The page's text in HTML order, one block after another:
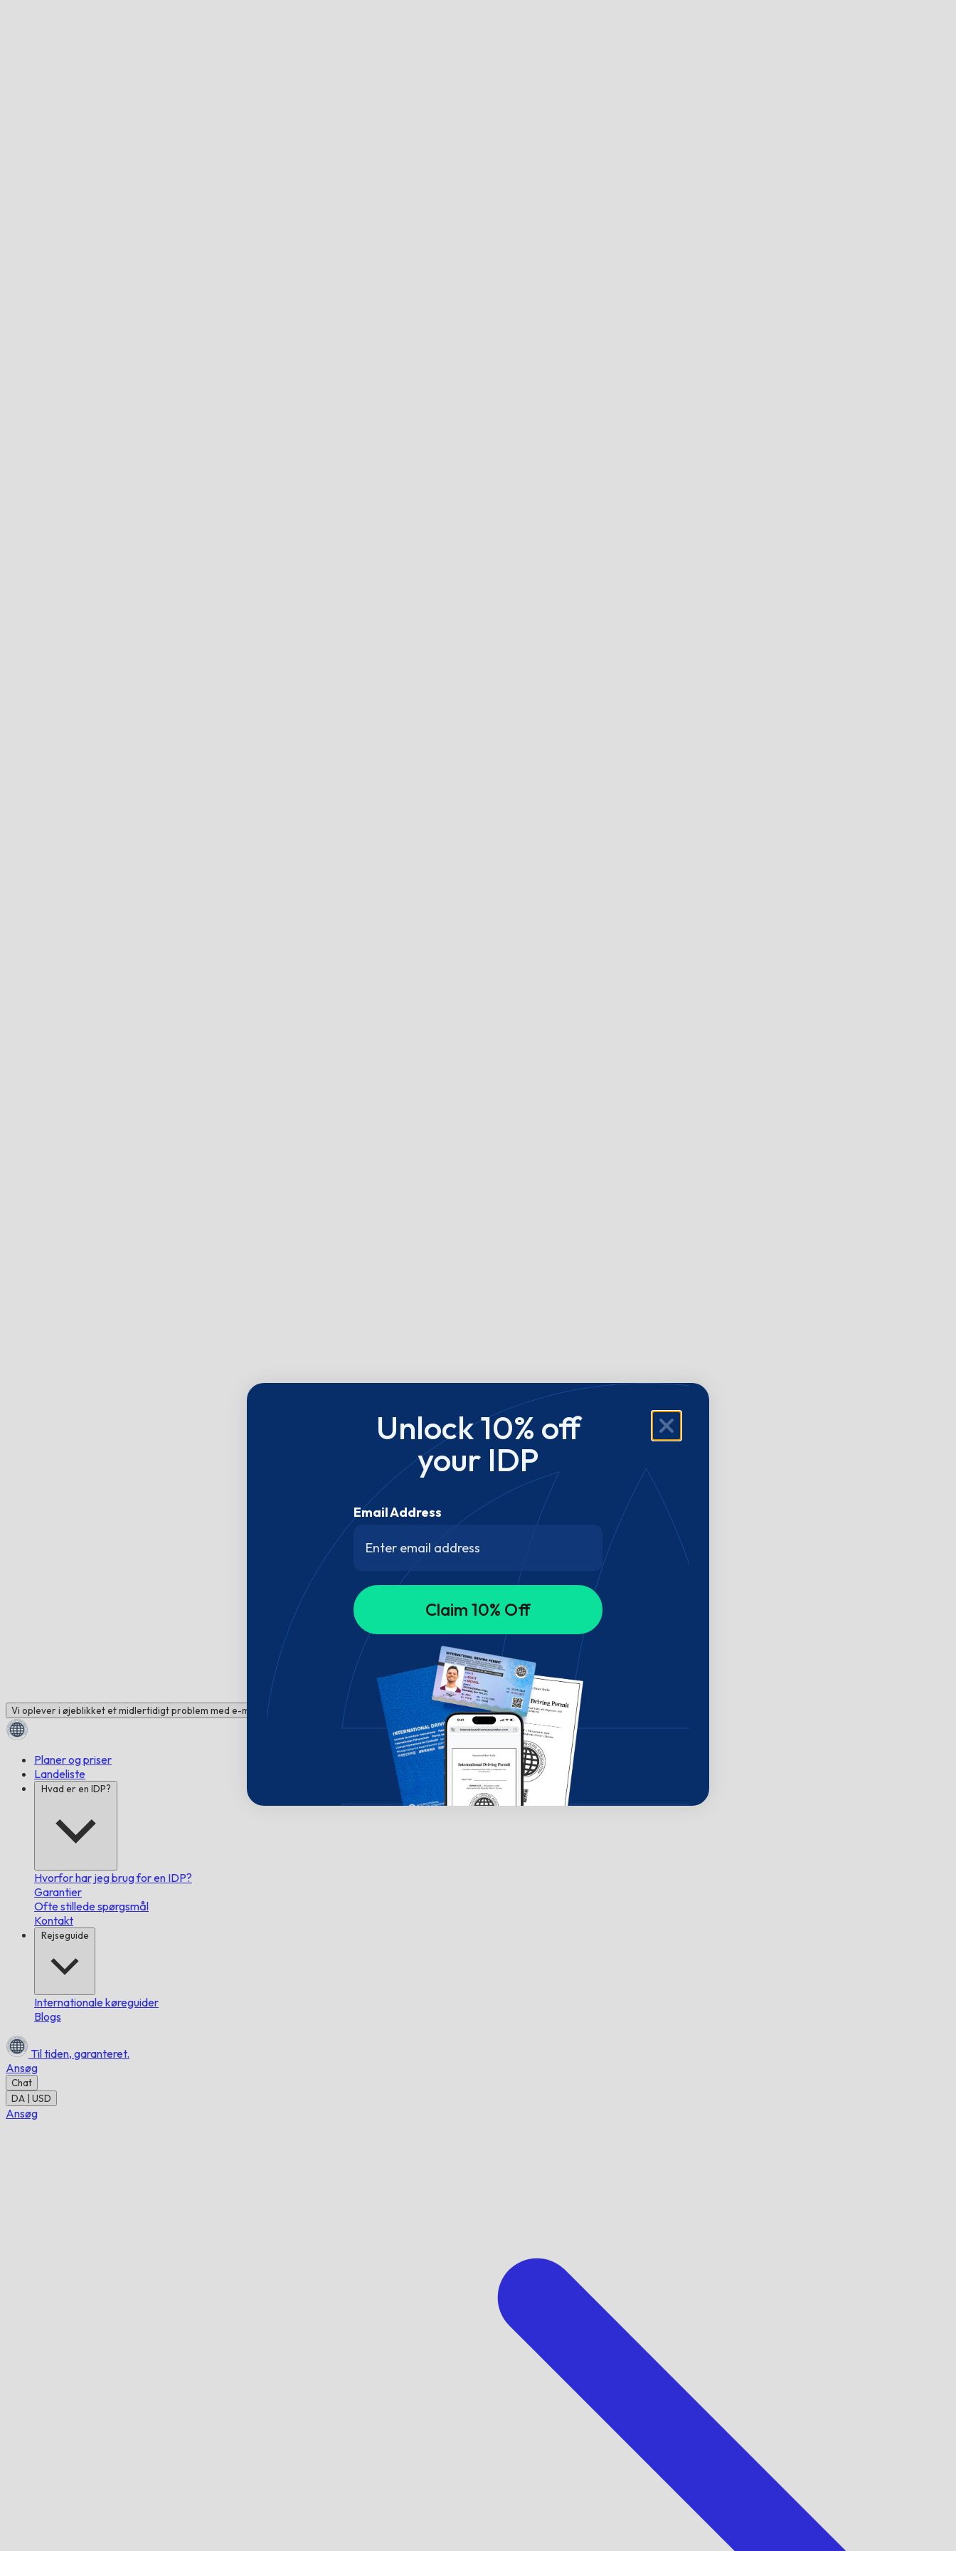
Vi oplever i øjeblikket et midlertidigt problem med e-mail. Brug for hjælp? Chat med os!
Planer og priser
Landeliste
Hvad er en IDP?
Hvorfor har jeg brug for en IDP?
Garantier
Ofte stillede spørgsmål
Kontakt
Rejseguide
Internationale køreguider
Blogs
Til tiden, garanteret.
Ansøg
Chat
DA | USD
Ansøg
Unlock 10% off
your IDP
Email Address
Claim 10% Off